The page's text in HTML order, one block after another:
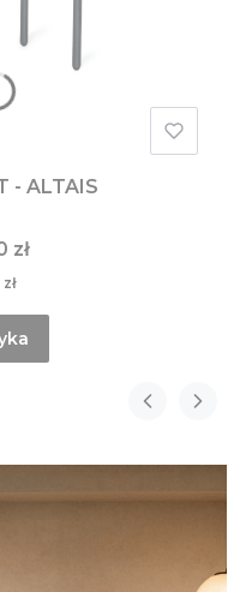
- ALTAIS
zł